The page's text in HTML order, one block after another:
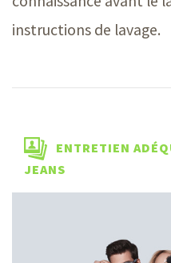
instructions de lavage.
ENTRETIEN
JEANS